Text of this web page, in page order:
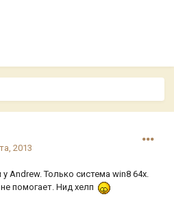
2013
Andrew. Только система win8 64x.
помогает. Нид хелп